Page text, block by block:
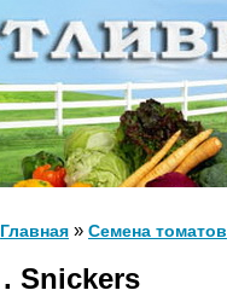
Главная » Cемена томатов
. Snickers